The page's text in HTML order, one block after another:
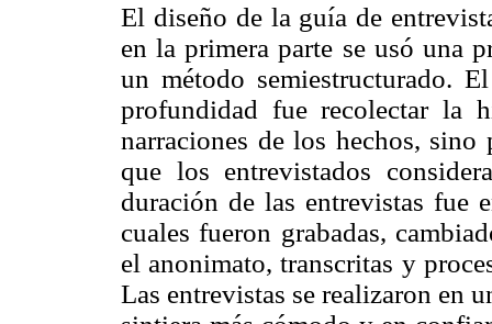
El diseño de la guía de
en la primera parte se usó una
un método semiestructurado.
profundidad fue recolectar la
narraciones de los hechos, sino
que los entrevistados
duración de las entrevistas fue
cuales fueron grabadas,
el anonimato, transcritas y
Las entrevistas se realizaron en